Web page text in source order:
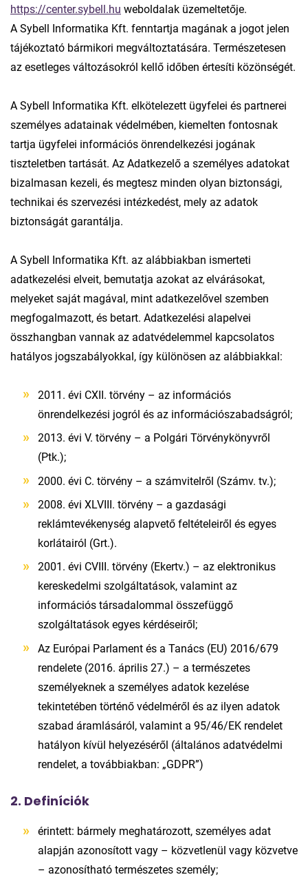
https://center.sybell.hu weboldalak üzemeltetője.
A Sybell Informatika Kft. fenntartja magának a jogot jelen
tájékoztató bármikori megváltoztatására. Természetesen
az esetleges változásokról kellő időben értesíti közönségét.
A Sybell Informatika Kft. elkötelezett ügyfelei és partnerei
személyes adatainak védelmében, kiemelten fontosnak
tartja ügyfelei információs önrendelkezési jogának
tiszteletben tartását. Az Adatkezelő a személyes adatokat
bizalmasan kezeli, és megtesz minden olyan biztonsági,
technikai és szervezési intézkedést, mely az adatok
biztonságát garantálja.
A Sybell Informatika Kft. az alábbiakban ismerteti
adatkezelési elveit, bemutatja azokat az elvárásokat,
melyeket saját magával, mint adatkezelővel szemben
megfogalmazott, és betart. Adatkezelési alapelvei
összhangban vannak az adatvédelemmel kapcsolatos
hatályos jogszabályokkal, így különösen az alábbiakkal:
2011. évi CXII. törvény – az információs
önrendelkezési jogról és az információszabadságról;
2013. évi V. törvény – a Polgári Törvénykönyvről
(Ptk.);
2000. évi C. törvény – a számvitelről (Számv. tv.);
2008. évi XLVIII. törvény – a gazdasági
reklámtevékenység alapvető feltételeiről és egyes
korlátairól (Grt.).
2001. évi CVIII. törvény (Ekertv.) – az elektronikus
kereskedelmi szolgáltatások, valamint az
információs társadalommal összefüggő
szolgáltatások egyes kérdéseiről;
Az Európai Parlament és a Tanács (EU) 2016/679
rendelete (2016. április 27.) – a természetes
személyeknek a személyes adatok kezelése
tekintetében történő védelméről és az ilyen adatok
szabad áramlásáról, valamint a 95/46/EK rendelet
hatályon kívül helyezéséről (általános adatvédelmi
rendelet, a továbbiakban: „GDPR”)
2. Definíciók
érintett: bármely meghatározott, személyes adat
alapján azonosított vagy – közvetlenül vagy közvetve
– azonosítható természetes személy;